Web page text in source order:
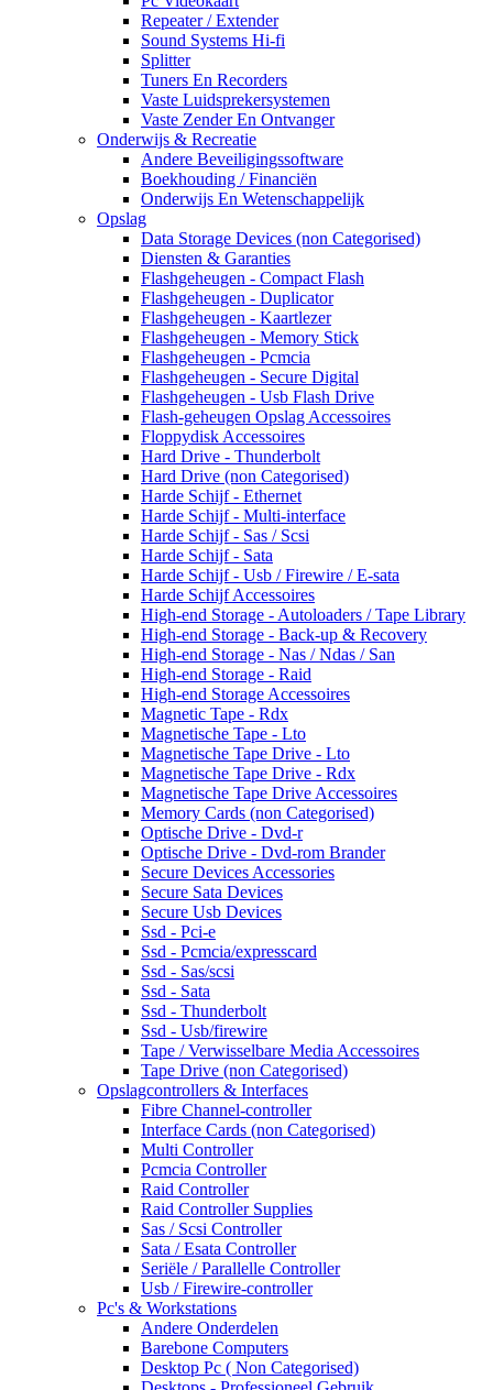
Repeater / Extender
Sound Systems Hi-fi
Splitter
Tuners En Recorders
Vaste Luidsprekersystemen
Vaste Zender En Ontvanger
Onderwijs & Recreatie
Andere Beveiligingssoftware
Boekhouding / Financiën
Onderwijs En Wetenschappelijk
Opslag
Data Storage Devices (non Categorised)
Diensten & Garanties
Flashgeheugen - Compact Flash
Flashgeheugen - Duplicator
Flashgeheugen - Kaartlezer
Flashgeheugen - Memory Stick
Flashgeheugen - Pcmcia
Flashgeheugen - Secure Digital
Flashgeheugen - Usb Flash Drive
Flash-geheugen Opslag Accessoires
Floppydisk Accessoires
Hard Drive - Thunderbolt
Hard Drive (non Categorised)
Harde Schijf - Ethernet
Harde Schijf - Multi-interface
Harde Schijf - Sas / Scsi
Harde Schijf - Sata
Harde Schijf - Usb / Firewire / E-sata
Harde Schijf Accessoires
High-end Storage - Autoloaders / Tape Library
High-end Storage - Back-up & Recovery
High-end Storage - Nas / Ndas / San
High-end Storage - Raid
High-end Storage Accessoires
Magnetic Tape - Rdx
Magnetische Tape - Lto
Magnetische Tape Drive - Lto
Magnetische Tape Drive - Rdx
Magnetische Tape Drive Accessoires
Memory Cards (non Categorised)
Optische Drive - Dvd-r
Optische Drive - Dvd-rom Brander
Secure Devices Accessories
Secure Sata Devices
Secure Usb Devices
Ssd - Pci-e
Ssd - Pcmcia/expresscard
Ssd - Sas/scsi
Ssd - Sata
Ssd - Thunderbolt
Ssd - Usb/firewire
Tape / Verwisselbare Media Accessoires
Tape Drive (non Categorised)
Opslagcontrollers & Interfaces
Fibre Channel-controller
Interface Cards (non Categorised)
Multi Controller
Pcmcia Controller
Raid Controller
Raid Controller Supplies
Sas / Scsi Controller
Sata / Esata Controller
Seriële / Parallelle Controller
Usb / Firewire-controller
Pc's & Workstations
Andere Onderdelen
Barebone Computers
Desktop Pc ( Non Categorised)